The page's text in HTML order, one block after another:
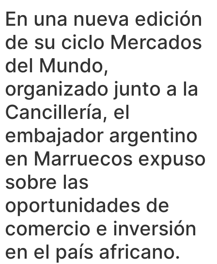
En una nueva edición
de su ciclo Mercados
del Mundo,
organizado junto a la
Cancillería, el
embajador argentino
en Marruecos expuso
sobre las
oportunidades de
comercio e inversión
en el país africano.